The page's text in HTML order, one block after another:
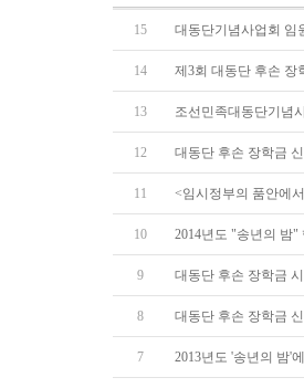
15 대동단기념사업회 임
14 제3회 대동단 후손 장
13 조선민족대동단기념
12 대동단 후손 장학금
11 <임시정부의 품안에
10 2014년도 "송년의 밤"
9 대동단 후손 장학금
8 대동단 후손 장학금
7 2013년도 '송년의 밤'